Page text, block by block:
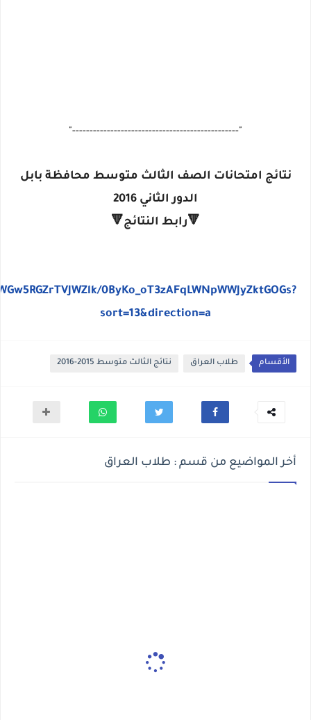
"------------------------------------------------"
نتائج امتحانات الصف الثالث متوسط محافظة بابل
الدور الثاني 2016
🔻رابط النتائج🔻
0ByKo_oT3zAFqLWNpWWJyZktGOGs?
sort=13&direction=a
الأقسام طلاب العراق نتائج الثالث متوسط 2015-2016
أخر المواضيع من قسم : طلاب العراق